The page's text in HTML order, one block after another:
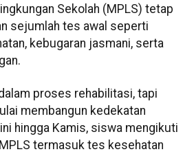
Sekolah (MPLS) tetap
sejumlah tes awal seperti
kebugaran jasmani, serta
proses rehabilitasi, tapi
membangun kedekatan
hingga Kamis, siswa mengikuti
termasuk tes kesehatan